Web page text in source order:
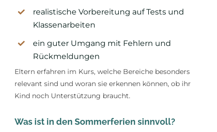
realistische Vorbereitung auf Tests und
Klassenarbeiten
ein guter Umgang mit Fehlern und
Rückmeldungen
Eltern erfahren im Kurs, welche Bereiche besonders
relevant sind und woran sie erkennen können, ob ihr
Kind noch Unterstützung braucht.
Was ist in den Sommerferien sinnvoll?